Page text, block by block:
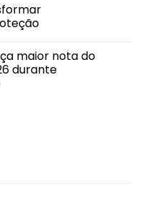
maior nota do
durante